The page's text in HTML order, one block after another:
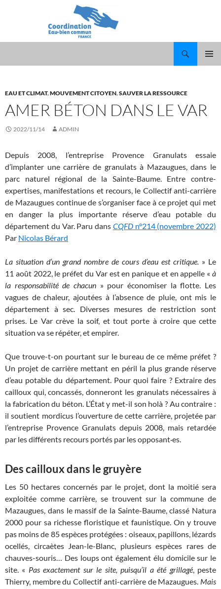
EAU ET CLIMAT,MOUVEMENT CITOYEN,SAUVER LA RESSOURCE
AMER BÉTON DANS LE VAR
2022/11/14 ADMIN
Depuis 2008, l’entreprise Provence Granulats essaie
d’implanter une carrière de granulats à Mazaugues, dans le
parc naturel régional de la Sainte-Baume. Entre contre-
expertises, manifestations et recours, le Collectif anti-carrière
de Mazaugues continue de s’organiser face à ce projet qui met
en danger la plus importante réserve d’eau potable du
département du Var. Paru dans CQFDn°214 (novembre 2022)
Par Nicolas Bérard
La situation d’un grand nombre de cours d’eau est critique. » Le
11 août 2022, le préfet du Var est en panique et en appelle « à
la responsabilité de chacun » pour économiser la flotte. Les
vagues de chaleur, ajoutées à l’absence de pluie, ont mis le
département à sec. Diverses mesures de restriction sont
prises. Le Var crève la soif, et tout porte à croire que cette
situation va se répéter, et empirer.
Que trouve-t-on pourtant sur le bureau de ce même préfet ?
Un projet de carrière mettant en péril la plus grande réserve
d’eau potable du département. Pour quoi faire ? Extraire des
cailloux qui, concassés, donneront les granulats nécessaires à
la fabrication du béton. L’État y met-il son holà ? Au contraire :
il soutient mordicus l’ouverture de cette carrière, projetée par
l’entreprise Provence Granulats depuis 2008, mais retardée
par les différents recours portés par les opposant·es.
Des cailloux dans le gruyère
Les 50 hectares concernés par le projet, dont la moitié sera
exploitée comme carrière, se trouvent sur la commune de
Mazaugues, dans le massif de la Sainte-Baume, classé Natura
2000 pour sa richesse floristique et faunistique. On y trouve
pas moins de 85 espèces protégées : oiseaux, papillons, lézards
ocellés, circaètes Jean-le-Blanc, plusieurs espèces rares de
chauves-souris… Des loups ont également élu domicile sur le
site. « Pas exactement sur le site, puisqu’il a été grillagé, peste
Thierry, membre du Collectif anti-carrière de Mazaugues. Mais